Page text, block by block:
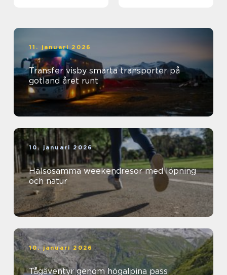
11. januari 2026
Transfer visby smarta transporter på
gotland året runt
10. januari 2026
Hälsosamma weekendresor med löpning
och natur
10. januari 2026
Tågäventyr genom högalpina pass